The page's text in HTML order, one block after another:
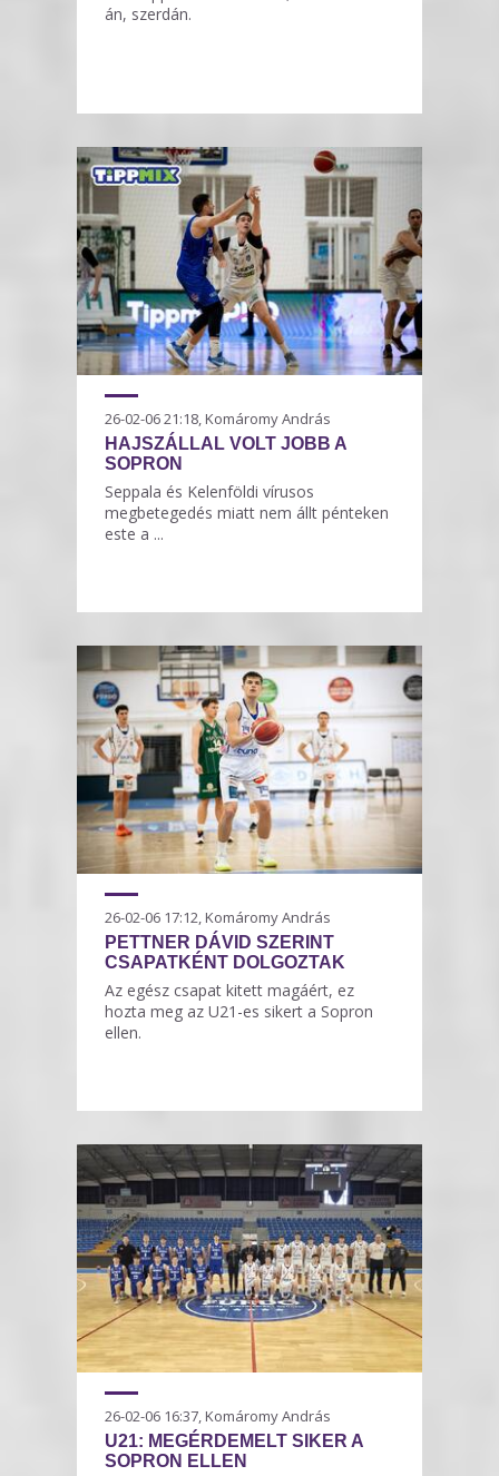
án, szerdán.
26-02-06 21:18, Komáromy András
HAJSZÁLLAL VOLT JOBB A
SOPRON
Seppala és Kelenföldi vírusos
megbetegedés miatt nem állt pénteken
este a ...
26-02-06 17:12, Komáromy András
PETTNER DÁVID SZERINT
CSAPATKÉNT DOLGOZTAK
Az egész csapat kitett magáért, ez
hozta meg az U21-es sikert a Sopron
ellen.
26-02-06 16:37, Komáromy András
U21: MEGÉRDEMELT SIKER A
SOPRON ELLEN